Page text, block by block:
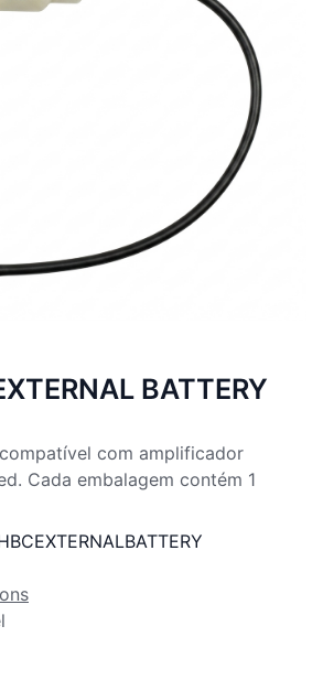
BATTERY
com amplificador
Cada embalagem contém 1